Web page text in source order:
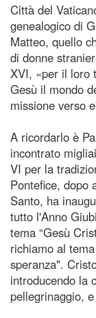
Città del
genealogico di
Matteo, quello
di donne
XVI, «per il loro
Gesù il mondo
missione verso
A ricordarlo è
incontrato
VI per la
Pontefice, dopo
Santo, ha
tutto l'Anno
tema “Gesù
richiamo al
speranza".
introducendo la
pellegrinaggio,